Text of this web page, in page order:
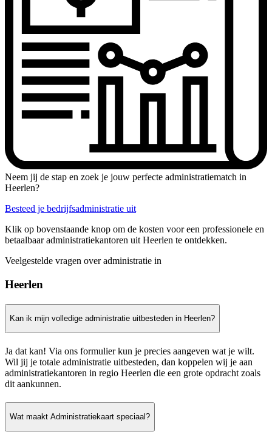
Neem jij de stap en zoek je jouw perfecte administratiematch in
Heerlen?
Besteed je bedrijfsadministratie uit
Klik op bovenstaande knop om de kosten voor een professionele en
betaalbaar administratiekantoren uit Heerlen te ontdekken.
Veelgestelde vragen over administratie in
Heerlen
Kan ik mijn volledige administratie uitbesteden in Heerlen?
Ja dat kan! Via ons formulier kun je precies aangeven wat je wilt.
Wil jij je totale administratie uitbesteden, dan koppelen wij je aan
administratiekantoren in regio Heerlen die een grote opdracht zoals
dit aankunnen.
Wat maakt Administratiekaart speciaal?